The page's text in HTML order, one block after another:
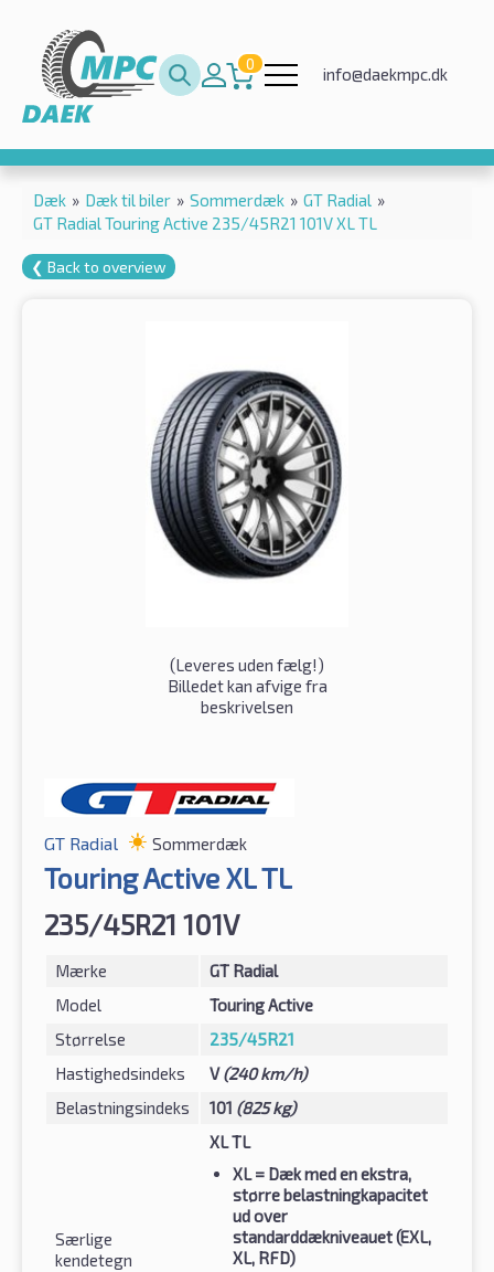
0
info@daekmpc.dk
Dæk » Dæk til biler » Sommerdæk » GT Radial »
GT Radial Touring Active 235/45R21 101V XL TL
❮ Back to overview
(Leveres uden fælg!)
Billedet kan afvige fra
beskrivelsen
GT Radial Sommerdæk
Touring Active XL TL
235/45R21 101V
Mærke
GT Radial
Model
Touring Active
Størrelse
235/45R21
Hastighedsindeks
V(240 km/h)
Belastningsindeks
101 (825 kg)
Særlige
kendetegn
XL TL
XL= Dæk med en ekstra,
større belastningkapacitet
ud over
standarddækniveauet (EXL,
XL, RFD)